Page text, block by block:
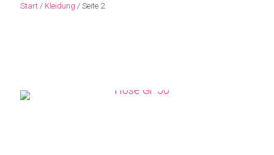
Start / Kleidung / Seite 2